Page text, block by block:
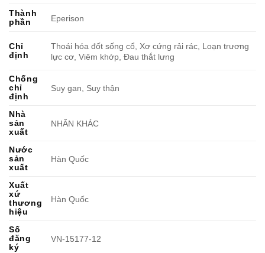
Thành
phần
Eperison
Chỉ
định
Thoái hóa đốt sống cổ, Xơ cứng rải rác, Loạn trương
lực cơ, Viêm khớp, Đau thắt lưng
Chống
chỉ
định
Suy gan, Suy thận
Nhà
sản
xuất
NHÃN KHÁC
Nước
sản
xuất
Hàn Quốc
Xuất
xứ
thương
hiệu
Hàn Quốc
Số
đăng
ký
VN-15177-12